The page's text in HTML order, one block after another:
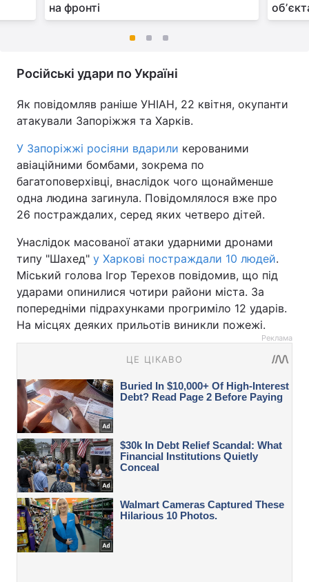
на фронті
Російські удари по Україні
Як повідомляв раніше УНІАН, 22 квітня, окупанти
атакували Запоріжжя та Харків.
У Запоріжжі росіяни вдарили керованими
авіаційними бомбами, зокрема по
багатоповерхівці, внаслідок чого щонайменше
одна людина загинула. Повідомлялося вже про
26 постраждалих, серед яких четверо дітей.
Унаслідок масованої атаки ударними дронами
типу "Шахед" у Харкові постраждали 10 людей.
Міський голова Ігор Терехов повідомив, що під
ударами опинилися чотири райони міста. За
попередніми підрахунками прогриміло 12 ударів.
На місцях деяких прильотів виникли пожежі.
Реклама